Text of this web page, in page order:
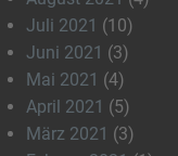
Juli 2021 (10)
Juni 2021 (3)
Mai 2021 (4)
April 2021 (5)
März 2021 (3)